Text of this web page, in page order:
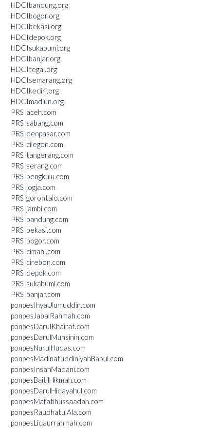
HDCIbandung.org
HDCIbogor.org
HDCIbekasi.org
HDCIdepok.org
HDCIsukabumi.org
HDCIbanjar.org
HDCItegal.org
HDCIsemarang.org
HDCIkediri.org
HDCImadiun.org
PRSIaceh.com
PRSIsabang.com
PRSIdenpasar.com
PRSIcilegon.com
PRSItangerang.com
PRSIserang.com
PRSIbengkulu.com
PRSIjogja.com
PRSIgorontalo.com
PRSIjambi.com
PRSIbandung.com
PRSIbekasi.com
PRSIbogor.com
PRSIcimahi.com
PRSIcirebon.com
PRSIdepok.com
PRSIsukabumi.com
PRSIbanjar.com
ponpesIhyaUlumuddin.com
ponpesJabalRahmah.com
ponpesDarulKhairat.com
ponpesDarulMuhsinin.com
ponpesNurulHudas.com
ponpesMadinatuddiniyahBabul.com
ponpesInsanMadani.com
ponpesBaitilHikmah.com
ponpesDarulHidayahul.com
ponpesMafatihussaadah.com
ponpesRaudhatulAla.com
ponpesLiqaurrahmah.com